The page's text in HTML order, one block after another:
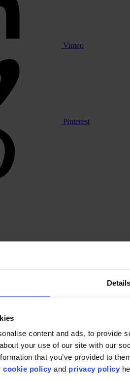
content and ads, to provide
your use of our site with our
that you’ve provided to
cookie policy and privacy policy
Vimeo
Pinterest
(LVT)